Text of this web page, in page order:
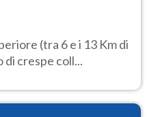
(tra 6 e i 13 Km di
di crespe coll...